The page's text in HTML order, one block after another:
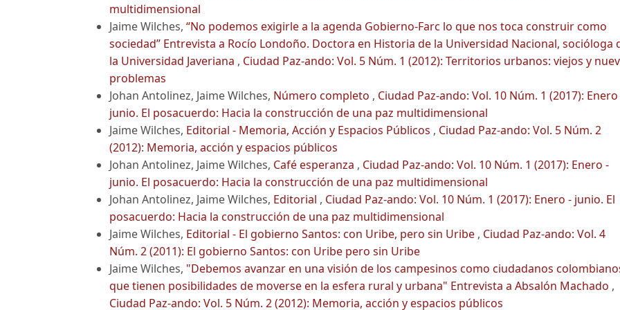
multidimensional
Jaime Wilches, “No podemos exigirle a la agenda Gobierno-Farc lo que nos toca construir como
sociedad” Entrevista a Rocío Londoño. Doctora en Historia de la Universidad Nacional, socióloga
la Universidad Javeriana , Ciudad Paz-ando: Vol. 5 Núm. 1 (2012): Territorios urbanos: viejos y
problemas
Johan Antolinez, Jaime Wilches, Número completo , Ciudad Paz-ando: Vol. 10 Núm. 1 (2017): Enero
junio. El posacuerdo: Hacia la construcción de una paz multidimensional
Jaime Wilches, Editorial - Memoria, Acción y Espacios Públicos , Ciudad Paz-ando: Vol. 5 Núm. 2
(2012): Memoria, acción y espacios públicos
Johan Antolinez, Jaime Wilches, Café esperanza , Ciudad Paz-ando: Vol. 10 Núm. 1 (2017): Enero -
junio. El posacuerdo: Hacia la construcción de una paz multidimensional
Johan Antolinez, Jaime Wilches, Editorial , Ciudad Paz-ando: Vol. 10 Núm. 1 (2017): Enero - junio. El
posacuerdo: Hacia la construcción de una paz multidimensional
Jaime Wilches, Editorial - El gobierno Santos: con Uribe, pero sin Uribe , Ciudad Paz-ando: Vol. 4
Núm. 2 (2011): El gobierno Santos: con Uribe pero sin Uribe
Jaime Wilches, "Debemos avanzar en una visión de los campesinos como ciudadanos
que tienen posibilidades de moverse en la esfera rural y urbana" Entrevista a Absalón Machado ,
Ciudad Paz-ando: Vol. 5 Núm. 2 (2012): Memoria, acción y espacios públicos